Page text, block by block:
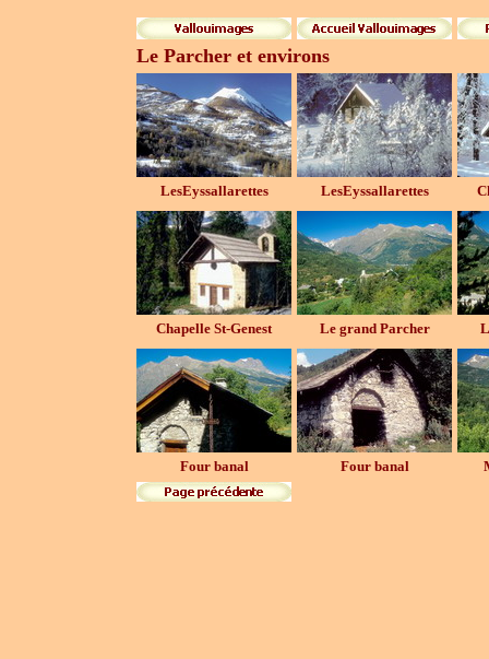
Le Parcher et environs
LesEyssallarettes LesEyssallarettes
Chapelle St-Genest Le grand Parcher
Four banal Four banal